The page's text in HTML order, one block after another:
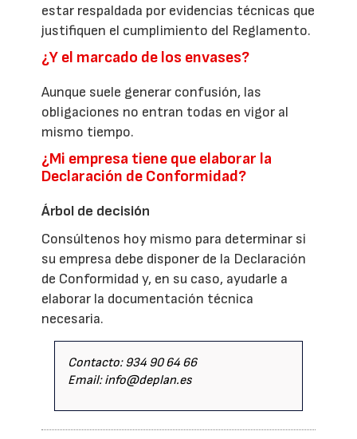
estar respaldada por evidencias técnicas que
justifiquen el cumplimiento del Reglamento.
¿Y el marcado de los envases?
Aunque suele generar confusión, las
obligaciones no entran todas en vigor al
mismo tiempo.
¿Mi empresa tiene que elaborar la
Declaración de Conformidad?
Árbol de decisión
Consúltenos hoy mismo para determinar si
su empresa debe disponer de la Declaración
de Conformidad y, en su caso, ayudarle a
elaborar la documentación técnica
necesaria.
Contacto: 934 90 64 66
Email: info@deplan.es